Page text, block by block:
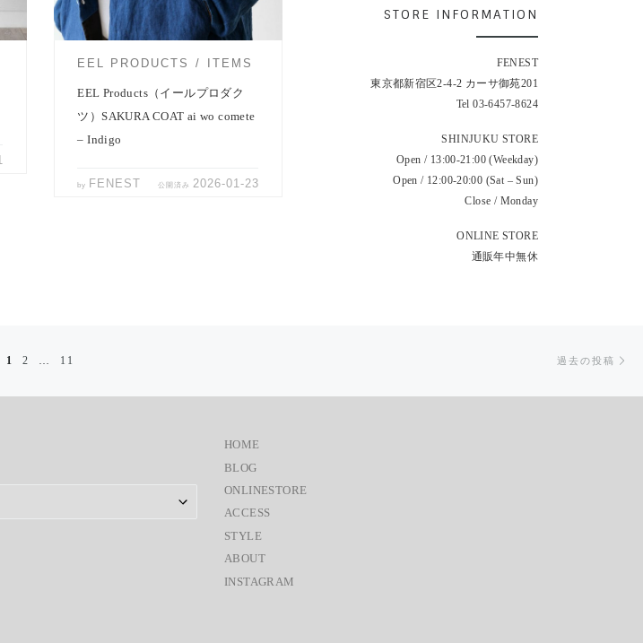
EEL PRODUCTS ITEMS
EEL Products（イールプロダク
ツ）SAKURA COAT ai wo comete
– Indigo
by FENEST 公開済み 2026-01-23
STORE INFORMATION
FENEST
東京都新宿区2-4-2 カーサ御苑201
Tel 03-6457-8624
SHINJUKU STORE
Open / 13:00-21:00 (Weekday)
Open / 12:00-20:00 (Sat – Sun)
Close / Monday
ONLINE STORE
通販年中無休
1 2 … 11 過去の投稿
HOME
BLOG
ONLINESTORE
ACCESS
STYLE
ABOUT
INSTAGRAM